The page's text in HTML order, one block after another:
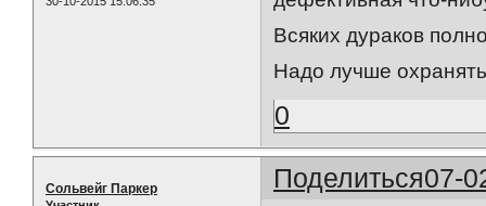
Всяких дураков
Надо лучше
0
Поделиться07-
Сольвейг Паркер